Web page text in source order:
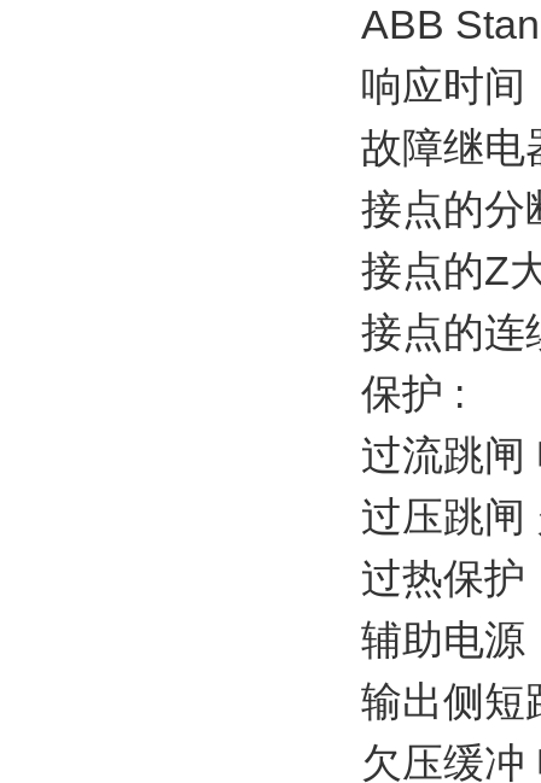
ABB
响应时间
故障继电
接点的分
接点的Z
接点的连
保护 :
过流跳闸
过压跳
过热保
辅助电源
输出侧短
欠压缓冲